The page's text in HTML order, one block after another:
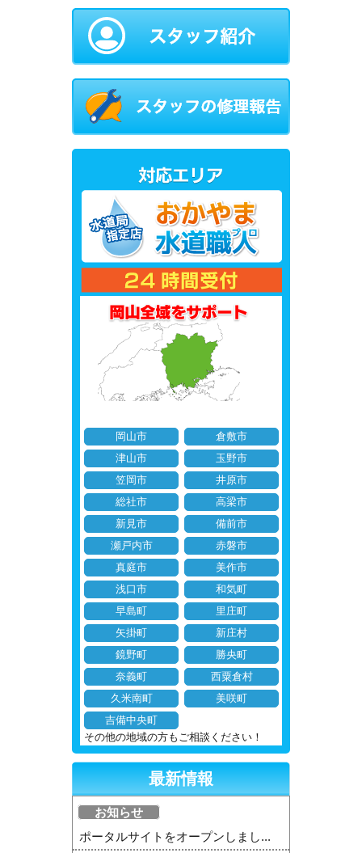
岡山市
倉敷市
津山市
玉野市
笠岡市
井原市
総社市
高梁市
新見市
備前市
瀬戸内市
赤磐市
真庭市
美作市
浅口市
和気町
早島町
里庄町
矢掛町
新庄村
鏡野町
勝央町
奈義町
西粟倉村
久米南町
美咲町
吉備中央町
その他の地域の方もご相談ください！
最新情報
お知らせ
ポータルサイトをオープンしまし...